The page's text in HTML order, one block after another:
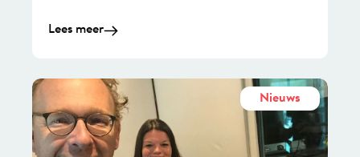
Lees meer
Nieuws